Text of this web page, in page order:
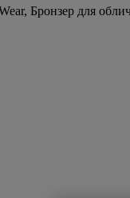
Бронзер для